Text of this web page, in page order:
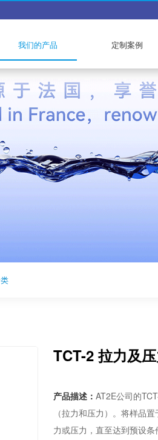
我们的产品 定制案例
TCT-2 拉力及
产品描述： AT2E公司的
（拉力和压力）。将样品
力或压力，直至达到预设